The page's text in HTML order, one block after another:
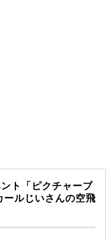
ト「ピクチャーブ
ールじいさんの空飛